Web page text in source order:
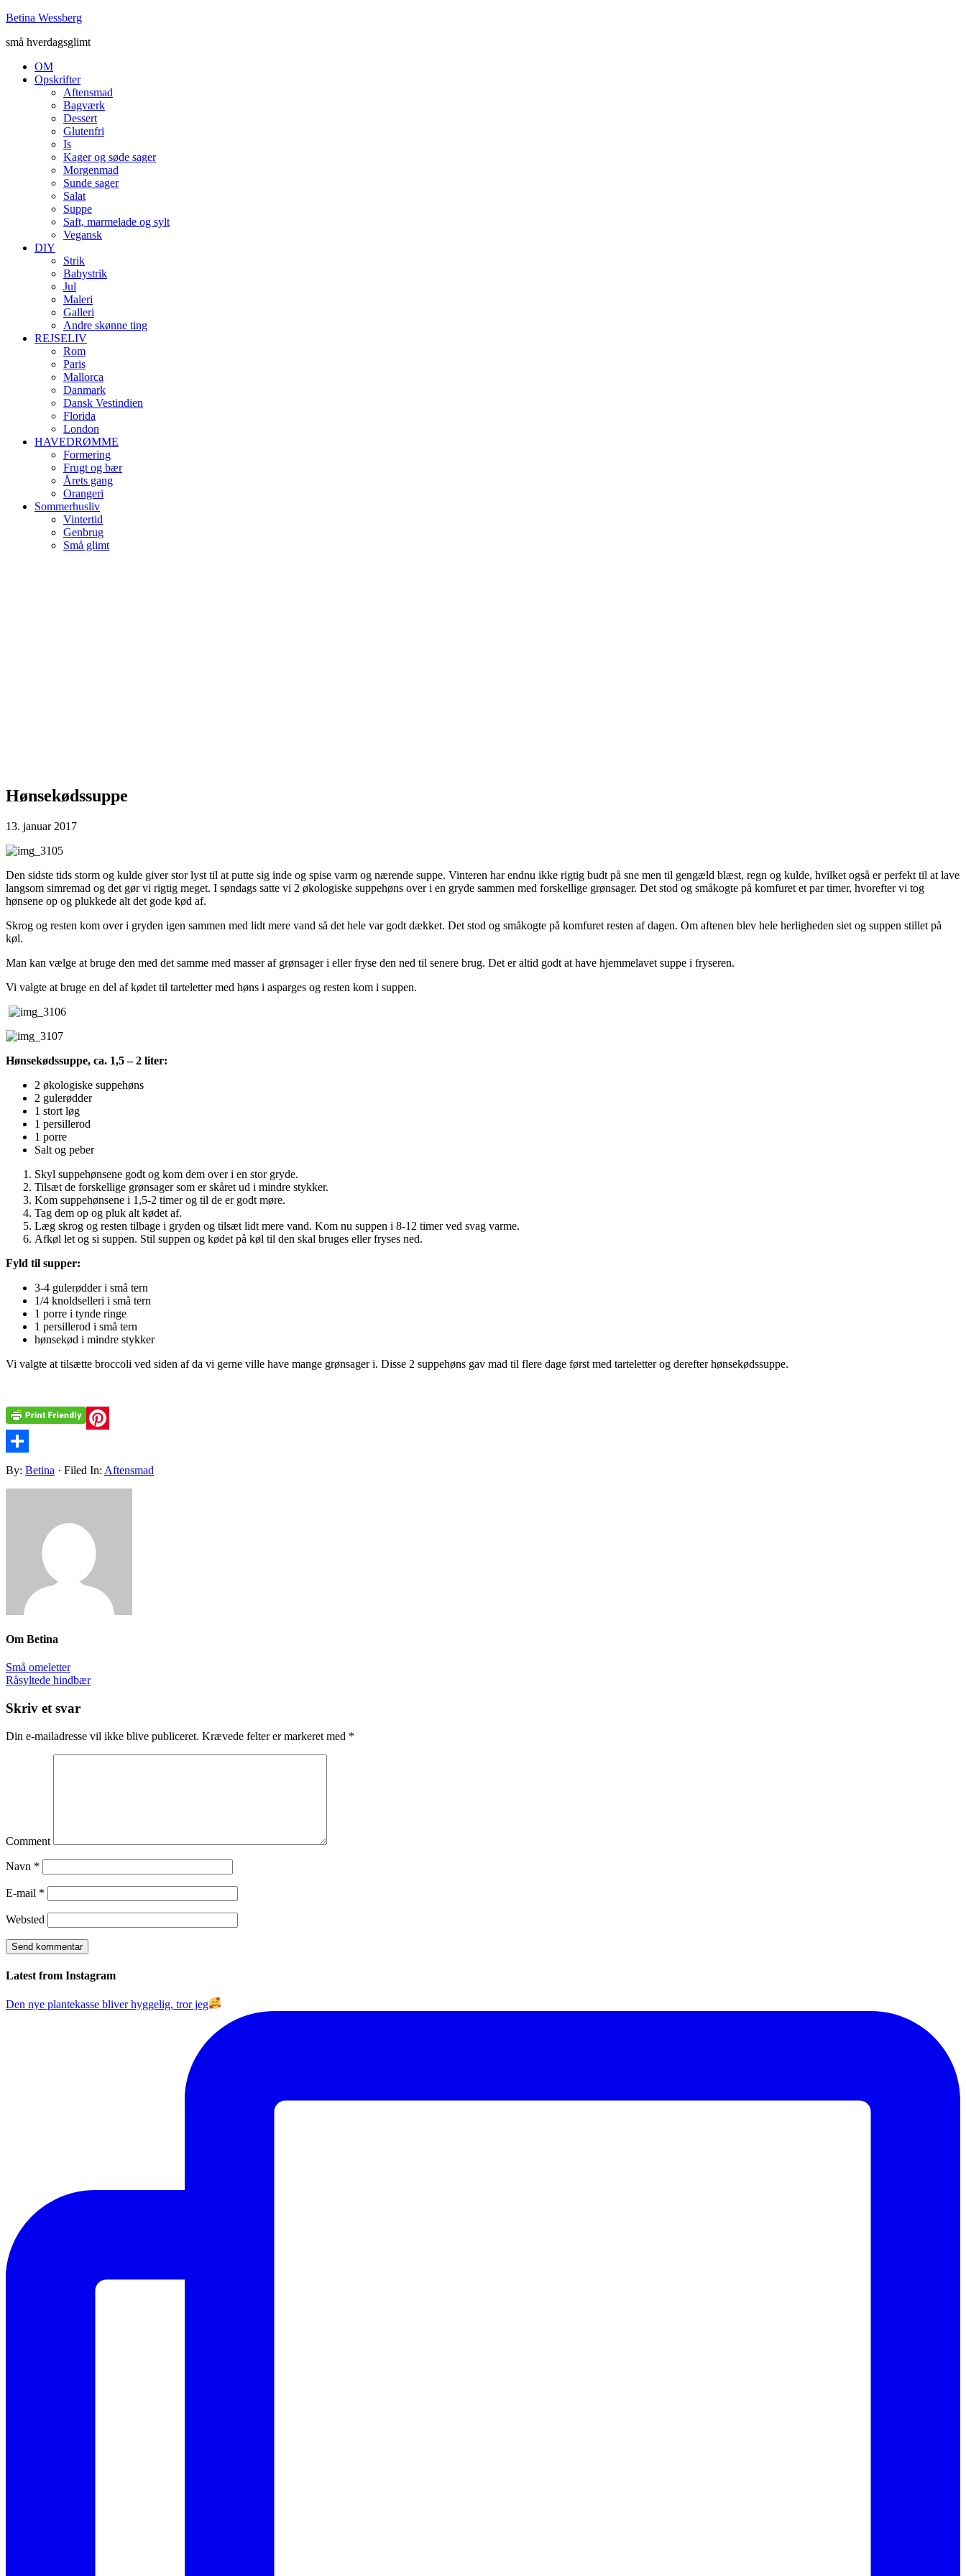
Betina Wessberg
små hverdagsglimt
OM
Opskrifter
Aftensmad
Bagværk
Dessert
Glutenfri
Is
Kager og søde sager
Morgenmad
Sunde sager
Salat
Suppe
Saft, marmelade og sylt
Vegansk
DIY
Strik
Babystrik
Jul
Maleri
Galleri
Andre skønne ting
REJSELIV
Rom
Paris
Mallorca
Danmark
Dansk Vestindien
Florida
London
HAVEDRØMME
Formering
Frugt og bær
Årets gang
Orangeri
Sommerhusliv
Vintertid
Genbrug
Små glimt
Hønsekødssuppe
13. januar 2017
Den sidste tids storm og kulde giver stor lyst til at putte sig inde og spise varm og nærende suppe. Vinteren har endnu ikke rigtig budt på sne men til gengæld blæst, regn og kulde, hvilket også er perfekt til at lave
langsom simremad og det gør vi rigtig meget. I søndags satte vi 2 økologiske suppehøns over i en gryde sammen med forskellige grønsager. Det stod og småkogte på komfuret et par timer, hvorefter vi tog
hønsene op og plukkede alt det gode kød af.
Skrog og resten kom over i gryden igen sammen med lidt mere vand så det hele var godt dækket. Det stod og småkogte på komfuret resten af dagen. Om aftenen blev hele herligheden siet og suppen stillet på
køl.
Man kan vælge at bruge den med det samme med masser af grønsager i eller fryse den ned til senere brug. Det er altid godt at have hjemmelavet suppe i fryseren.
Vi valgte at bruge en del af kødet til tarteletter med høns i asparges og resten kom i suppen.
Hønsekødssuppe, ca. 1,5 – 2 liter:
2 økologiske suppehøns
2 gulerødder
1 stort løg
1 persillerod
1 porre
Salt og peber
Skyl suppehønsene godt og kom dem over i en stor gryde.
Tilsæt de forskellige grønsager som er skåret ud i mindre stykker.
Kom suppehønsene i 1,5-2 timer og til de er godt møre.
Tag dem op og pluk alt kødet af.
Læg skrog og resten tilbage i gryden og tilsæt lidt mere vand. Kom nu suppen i 8-12 timer ved svag varme.
Afkøl let og si suppen. Stil suppen og kødet på køl til den skal bruges eller fryses ned.
Fyld til supper:
3-4 gulerødder i små tern
1/4 knoldselleri i små tern
1 porre i tynde ringe
1 persillerod i små tern
hønsekød i mindre stykker
Vi valgte at tilsætte broccoli ved siden af da vi gerne ville have mange grønsager i. Disse 2 suppehøns gav mad til flere dage først med tarteletter og derefter hønsekødssuppe.
Pinterest
Share
By: Betina · Filed In: Aftensmad
Om Betina
Små omeletter
Råsyltede hindbær
Skriv et svar
Din e-mailadresse vil ikke blive publiceret. Krævede felter er markeret med *
Comment
Navn *
E-mail *
Websted
Latest from Instagram
Den nye plantekasse bliver hyggelig, tror jeg